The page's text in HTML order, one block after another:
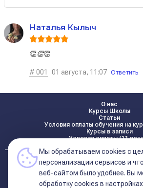
Наталья Кылыч
👏👏👏
# 001 01 августа, 11:07 Ответить
О нас
Курсы Школы
Статьи
Условия оплаты обучения на
Курсы в записи
Условия оплаты (11
Реквизиты
Контакты
Мы обрабатываем cookies с
персонализации сервисов и
веб-сайтом было удобнее. Вы
обработку сookies в